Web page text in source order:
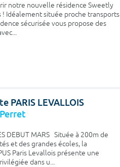
notre nouvelle résidence Sweetly
! Idéalement située proche transports
sécurisée vous propose des
PARIS LEVALLOIS
DEBUT MARS Située à 200m de
et des grandes écoles, la
Paris Levallois présente une
dans u...